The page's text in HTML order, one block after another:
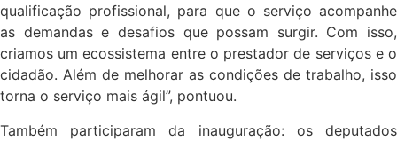
qualificação profissional, para que o serviço acompanhe
as demandas e desafios que possam surgir. Com isso,
criamos um ecossistema entre o prestador de serviços e o
cidadão. Além de melhorar as condições de trabalho, isso
torna o serviço mais ágil”, pontuou.
Também participaram da inauguração: os deputados